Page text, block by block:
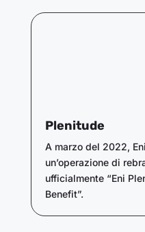
Plenitude
A marzo del 2022,
un’operazione di
ufficialmente “Eni
Benefit”.